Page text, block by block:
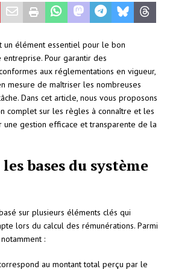
un élément essentiel pour le bon
Pour garantir des
aux réglementations en vigueur,
mesure de maîtriser les nombreuses
Dans cet article, nous vous proposons
complet sur les règles à connaître et les
une gestion efficace et transparente de la
bases du système
sur plusieurs éléments clés qui
lors du calcul des rémunérations. Parmi
:
au montant total perçu par le